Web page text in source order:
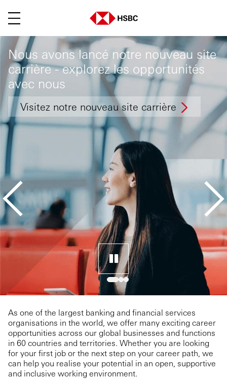
Main menu. Press enter or space
Nous avons lancé notre nouveau site
carrière - explorez les opportunités
avec nous
Visitez notre nouveau site carrière
As one of the largest banking and financial services
organisations in the world, we offer many exciting career
opportunities across our global businesses and functions
in 60 countries and territories. Whether you are looking
for your first job or the next step on your career path, we
can help you realise your potential in an open, supportive
and inclusive working environment.